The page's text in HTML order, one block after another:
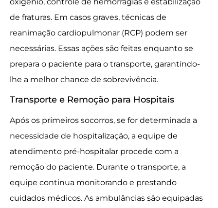
oxigênio, controle de hemorragias e estabilização
de fraturas. Em casos graves, técnicas de
reanimação cardiopulmonar (RCP) podem ser
necessárias. Essas ações são feitas enquanto se
prepara o paciente para o transporte, garantindo-
lhe a melhor chance de sobrevivência.
Transporte e Remoção para Hospitais
Após os primeiros socorros, se for determinada a
necessidade de hospitalização, a equipe de
atendimento pré-hospitalar procede com a
remoção do paciente. Durante o transporte, a
equipe continua monitorando e prestando
cuidados médicos. As ambulâncias são equipadas